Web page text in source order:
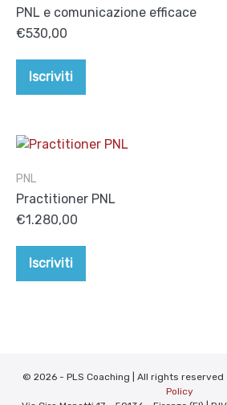
PNL e comunicazione efficace
€530,00
Iscriviti
PNL
Practitioner PNL
€1.280,00
Iscriviti
© 2026 - PLS Coaching | All rights reserved
Policy